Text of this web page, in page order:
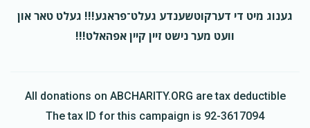
הערש מיילעך טייטלבוים
Yoel Holtzer - יואל האלצער
7 months ago
$1,000.00
Shia Tiechman
Yoel Holtzer - יואל האלצער
7 months ago
$1,000.00
גענוג מיט די דערקוטשענדע געלט־פראגע!!! געלט טאר און
וועט מער נישט זיין קיין אפהאלט!!!
All donations on ABCHARITY.ORG are tax deductible
The tax ID for this campaign is 92-3617094